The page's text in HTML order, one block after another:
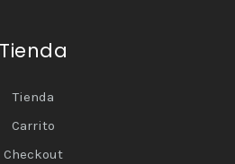
Tienda
Tienda
Carrito
Checkout